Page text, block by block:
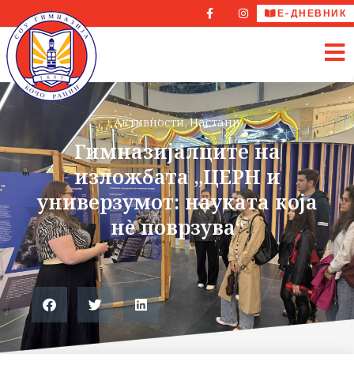
Е-ДНЕВНИК
Активности,Настани
Гимназијалците на
изложбата „ЦЕРН и
универзумот: науката која
нè поврзува“